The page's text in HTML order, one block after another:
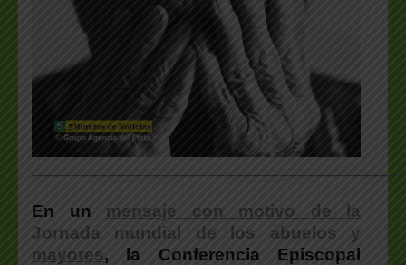
En un mensaje con motivo de la
Jornada mundial de los abuelos y
mayores, la Conferencia Episcopal